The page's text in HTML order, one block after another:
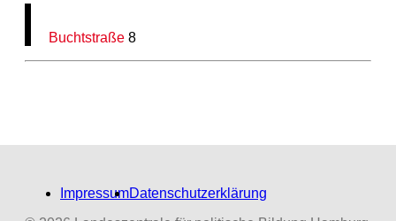
Buchtstraße 8
ImpressumDatenschutzerklärung